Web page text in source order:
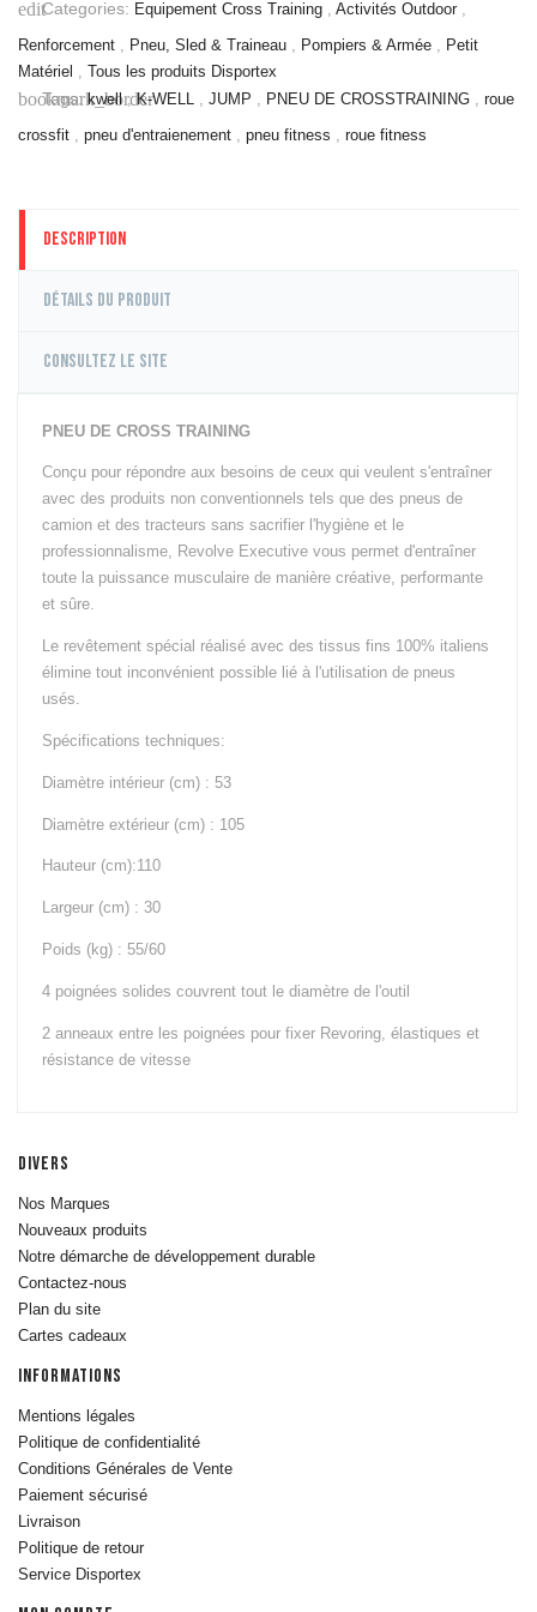
TRX
Cordes à
Sauter &
Vitesse
Slam Balls &
Accessoires
Supports &
Pliométrie
Motricité
Power bag &
Gilet lesté
Pneu, Sled &
Traineau
Autre Petit
Cages Cross
Training
Stations
Stations
Appareils
Cardio
Tapis de
Steppers &
Simulateurs
d'Escalier
Elliptiques
Rameurs
Machines et
bancs de
musculation
Poulies
& Chaises
Romaines
Machines à
Charge Libre
Plateformes
Haltérophilie
Machines à
Charge
editCategories: Equipement Cross Training Activités Outdoor
Renforcement
Pneu, Sled & Traineau Pompiers & Armée
Petit
Matériel
Tous les produits Disportex
bookmark_border
Tags: kwell,K-WELL JUMP PNEU DE CROSSTRAINING
roue
crossfit
pneu d'entraienement pneu fitness roue fitness
Description
Détails du produit
Consultez le site
PNEU DE CROSS TRAINING
Conçu pour répondre aux besoins de ceux qui veulent s'entraîner
avec des produits non conventionnels tels que des pneus de
camion et des tracteurs sans sacrifier l'hygiène et le
professionnalisme, Revolve Executive vous permet d'entraîner
toute la puissance musculaire de manière créative, performante
et sûre.
Le revêtement spécial réalisé avec des tissus fins 100% italiens
élimine tout inconvénient possible lié à l'utilisation de pneus
usés.
Spécifications techniques:
Diamètre intérieur (cm) : 53
Diamètre extérieur (cm) : 105
Hauteur (cm):110
Largeur (cm) : 30
Poids (kg) : 55/60
4 poignées solides couvrent tout le diamètre de l'outil
2 anneaux entre les poignées pour fixer Revoring, élastiques et
résistance de vitesse
DIVERS
Nos Marques
Nouveaux produits
Notre démarche de développement durable
Contactez-nous
Plan du site
Cartes cadeaux
INFORMATIONS
Mentions légales
Politique de confidentialité
Conditions Générales de Vente
Paiement sécurisé
Livraison
Politique de retour
Service Disportex